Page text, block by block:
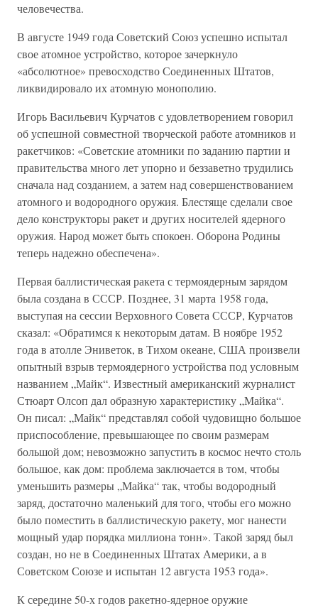
человечества.
В августе 1949 года Советский Союз успешно испытал
свое атомное устройство, которое зачеркнуло
«абсолютное» превосходство Соединенных Штатов,
ликвидировало их атомную монополию.
Игорь Васильевич Курчатов с удовлетворением говорил
об успешной совместной творческой работе атомников и
ракетчиков: «Советские атомники по заданию партии и
правительства много лет упорно и беззаветно трудились
сначала над созданием, а затем над совершенствованием
атомного и водородного оружия. Блестяще сделали свое
дело конструкторы ракет и других носителей ядерного
оружия. Народ может быть спокоен. Оборона Родины
теперь надежно обеспечена».
Первая баллистическая ракета с термоядерным зарядом
была создана в СССР. Позднее, 31 марта 1958 года,
выступая на сессии Верховного Совета СССР, Курчатов
сказал: «Обратимся к некоторым датам. В ноябре 1952
года в атолле Эниветок, в Тихом океане, США произвели
опытный взрыв термоядерного устройства под условным
названием „Майк“. Известный американский журналист
Стюарт Олсоп дал образную характеристику „Майка“.
Он писал: „Майк“ представлял собой чудовищно большое
приспособление, превышающее по своим размерам
большой дом; невозможно запустить в космос нечто столь
большое, как дом: проблема заключается в том, чтобы
уменьшить размеры „Майка“ так, чтобы водородный
заряд, достаточно маленький для того, чтобы его можно
было поместить в баллистическую ракету, мог нанести
мощный удар порядка миллиона тонн». Такой заряд был
создан, но не в Соединенных Штатах Америки, а в
Советском Союзе и испытан 12 августа 1953 года».
К середине 50-х годов ракетно-ядерное оружие